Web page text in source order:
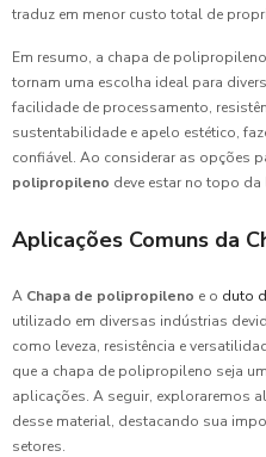
traduz em menor custo total de
Em resumo, a chapa de
tornam uma escolha ideal para
facilidade de processamento,
sustentabilidade e apelo estético,
confiável. Ao considerar as opções
polipropileno deve estar no topo
Aplicações Comuns da
A Chapa de polipropileno e o duto
utilizado em diversas indústrias
como leveza, resistência e
que a chapa de polipropileno seja
aplicações. A seguir, exploraremos
desse material, destacando sua
setores.